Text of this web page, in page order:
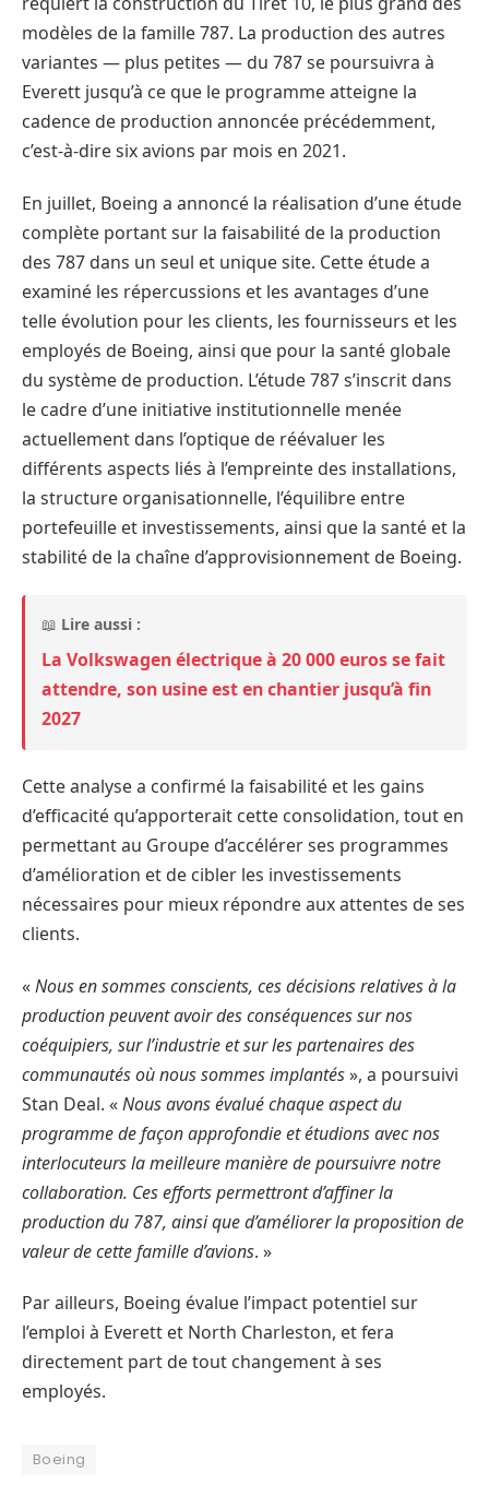
modèles de la famille 787. La production des autres
variantes — plus petites — du 787 se poursuivra à
Everett jusqu’à ce que le programme atteigne la
cadence de production annoncée précédemment,
c’est-à-dire six avions par mois en 2021.
En juillet, Boeing a annoncé la réalisation d’une étude
complète portant sur la faisabilité de la production
des 787 dans un seul et unique site. Cette étude a
examiné les répercussions et les avantages d’une
telle évolution pour les clients, les fournisseurs et les
employés de Boeing, ainsi que pour la santé globale
du système de production. L’étude 787 s’inscrit dans
le cadre d’une initiative institutionnelle menée
actuellement dans l’optique de réévaluer les
différents aspects liés à l’empreinte des installations,
la structure organisationnelle, l’équilibre entre
portefeuille et investissements, ainsi que la santé et la
stabilité de la chaîne d’approvisionnement de Boeing.
📖 Lire aussi :
La Volkswagen électrique à 20 000 euros se fait
attendre, son usine est en chantier jusqu’à fin
2027
Cette analyse a confirmé la faisabilité et les gains
d’efficacité qu’apporterait cette consolidation, tout en
permettant au Groupe d’accélérer ses programmes
d’amélioration et de cibler les investissements
nécessaires pour mieux répondre aux attentes de ses
clients.
«Nous en sommes conscients, ces décisions relatives à la
production peuvent avoir des conséquences sur nos
coéquipiers, sur l’industrie et sur les partenaires des
communautés où nous sommes implantés», a poursuivi
Stan Deal. «Nous avons évalué chaque aspect du
programme de façon approfondie et étudions avec nos
interlocuteurs la meilleure manière de poursuivre notre
collaboration. Ces efforts permettront d’affiner la
production du 787, ainsi que d’améliorer la proposition de
valeur de cette famille d’avions. »
Par ailleurs, Boeing évalue l’impact potentiel sur
l’emploi à Everett et North Charleston, et fera
directement part de tout changement à ses
employés.
Boeing